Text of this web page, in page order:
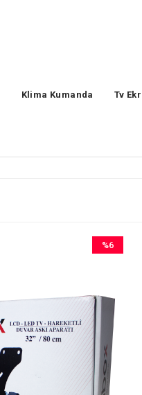
Klima Kumanda Tv
%6